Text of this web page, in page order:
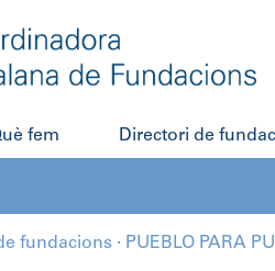
fem Directori de
fundacions · PUEBLO PARA